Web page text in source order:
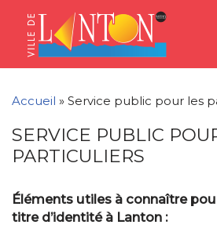
Content
navigation
Aller
Accueil » Service public pour les
SERVICE PUBLIC
PARTICULIERS
Éléments utiles à connaître
titre d’identité à Lanton :
Panneau de gestion des cookies